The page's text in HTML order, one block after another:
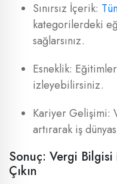
Sınırsız İçerik:
kategorilerdeki
sağlarsınız.
Esneklik:
izleyebilirsiniz.
Kariyer Gelişimi:
artırarak iş
Sonuç: Vergi Bilgisi
Çıkın